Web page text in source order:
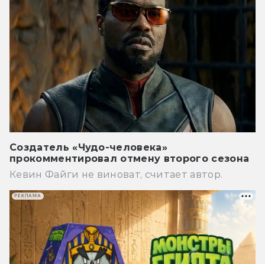
Создатель «Чудо-человека»
прокомментировал отмену второго сезона
Кевин Файги не виноват, считает автор.
РЕКЛАМА